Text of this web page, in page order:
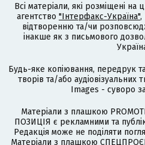
Всі матеріали, які розміщені на
агентство "Інтерфакс-Україна",
відтворенню та/чи
інакше як з письмового
Будь-яке копіювання, передрук
творів та/або аудіовізуальних
Images - суворо
Матеріали з плашкою
ПОЗИЦІЯ є рекламними та
Редакція може не поділяти
Матеріали з плашкою